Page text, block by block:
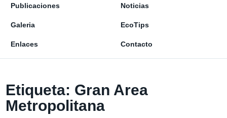
Publicaciones Noticias
Galeria EcoTips
Enlaces Contacto
Etiqueta: Gran Area
Metropolitana